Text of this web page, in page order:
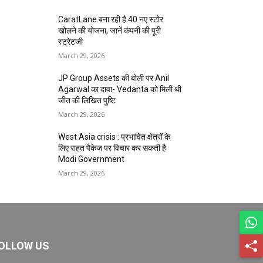
CaratLane बना रही है 40 नए स्टोर
खोलने की योजना, जानें कंपनी की पूरी
स्ट्रेटजी
March 29, 2026
JP Group Assets की बोली पर Anil
Agarwal का दावा- Vedanta को मिली थी
जीत की लिखित पुष्टि
March 29, 2026
West Asia crisis : प्रभावित क्षेत्रों के
लिए राहत पैकेज पर विचार कर सकती है
Modi Government
March 29, 2026
US